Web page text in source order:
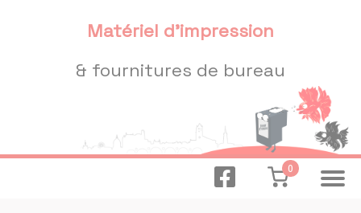
Matériel d'impression
& fournitures de bureau
0